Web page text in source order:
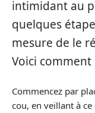
intimidant au
quelques
mesure de le
Voici
Commencez par
cou, en veillant à